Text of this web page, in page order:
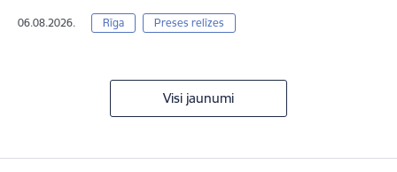
06.08.2026. Rīga Preses relīzes
Visi jaunumi